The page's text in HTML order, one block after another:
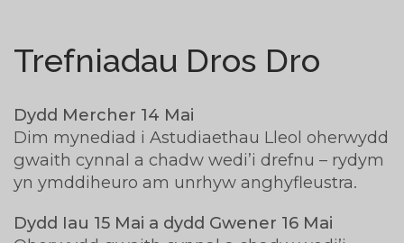
Trefniadau Dros Dro
Dydd Mercher 14 Mai
Dim mynediad i Astudiaethau Lleol oherwydd
gwaith cynnal a chadw wedi’i drefnu – rydym
yn ymddiheuro am unrhyw anghyfleustra.
Dydd Iau 15 Mai a dydd Gwener 16 Mai